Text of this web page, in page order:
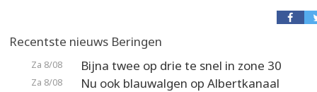
Recentste nieuws Beringen
Za 8/08 Bijna twee op drie te snel in zone 30
Za 8/08 Nu ook blauwalgen op Albertkanaal